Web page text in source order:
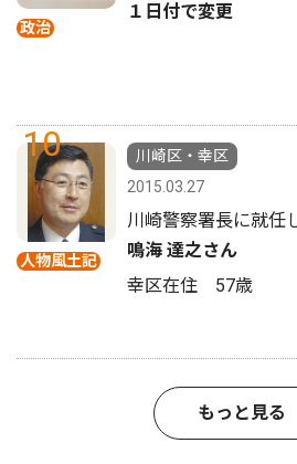
政治
１日付で変更
10
人物風土記
川崎区・幸区
2015.03.27
川崎警察署長に就任
鳴海 達之さん
幸区在住 57歳
もっと見る